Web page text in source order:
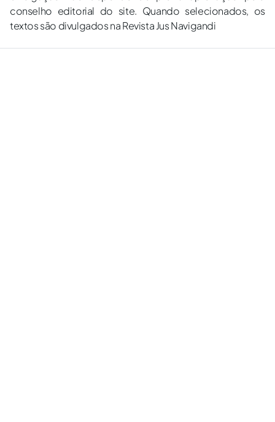
conselho editorial do site. Quando selecionados, os
textos são divulgados na Revista Jus Navigandi